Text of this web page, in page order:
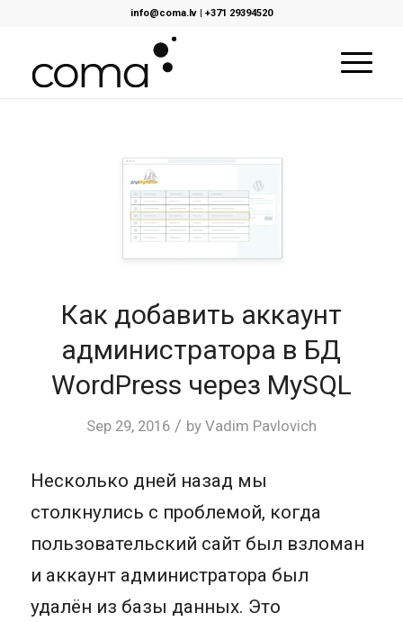
info@coma.lv| +371 29394520
Как добавить аккаунт
администратора в БД
WordPress через MySQL
Sep 29, 2016 / by Vadim Pavlovich
Несколько дней назад мы
столкнулись с проблемой, когда
пользовательский сайт был взломан
и аккаунт администратора был
удалён из базы данных. Это